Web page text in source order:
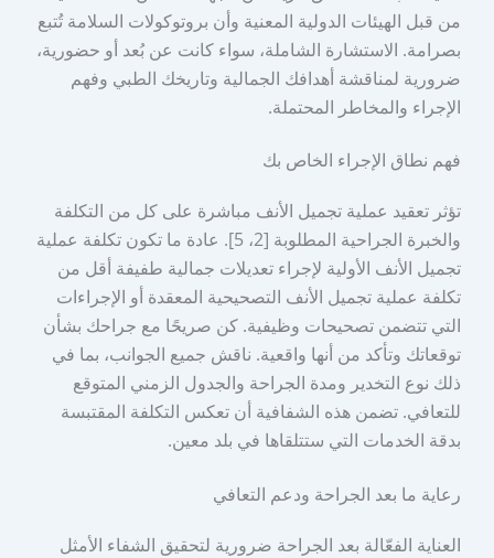
من قبل الهيئات الدولية المعنية وأن بروتوكولات السلامة تُتبع
بصرامة. الاستشارة الشاملة، سواء كانت عن بُعد أو حضورية،
ضرورية لمناقشة أهدافك الجمالية وتاريخك الطبي وفهم
الإجراء والمخاطر المحتملة.
فهم نطاق الإجراء الخاص بك
تؤثر تعقيد عملية تجميل الأنف مباشرة على كل من التكلفة
والخبرة الجراحية المطلوبة [2، 5]. عادة ما تكون تكلفة عملية
تجميل الأنف الأولية لإجراء تعديلات جمالية طفيفة أقل من
تكلفة عملية تجميل الأنف التصحيحية المعقدة أو الإجراءات
التي تتضمن تصحيحات وظيفية. كن صريحًا مع جراحك بشأن
توقعاتك وتأكد من أنها واقعية. ناقش جميع الجوانب، بما في
ذلك نوع التخدير ومدة الجراحة والجدول الزمني المتوقع
للتعافي. تضمن هذه الشفافية أن تعكس التكلفة المقتبسة
بدقة الخدمات التي ستتلقاها في بلد معين.
رعاية ما بعد الجراحة ودعم التعافي
العناية الفعّالة بعد الجراحة ضرورية لتحقيق الشفاء الأمثل